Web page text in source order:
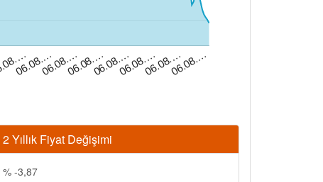
06.08.…06.08.…06.08.…06.08.…06.08.…06.08.…06.08.…
2 Yıllık Fiyat Değişimi
% -3,87